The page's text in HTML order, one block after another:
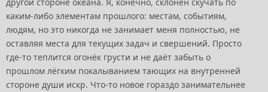
другой стороне океана. Я, конечно, склонен скучать по
каким-либо элементам прошлого: местам, событиям,
людям, но это никогда не занимает меня полностью, не
оставляя места для текущих задач и свершений. Просто
где-то теплится огонёк грусти и не даёт забыть о
прошлом лёгким покалыванием тающих на внутренней
стороне души искр. Что-то новое гораздо занимательнее